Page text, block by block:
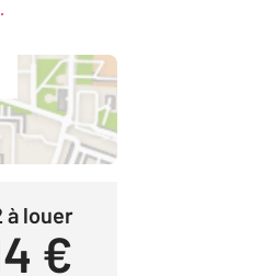
une alerte
à louer
€